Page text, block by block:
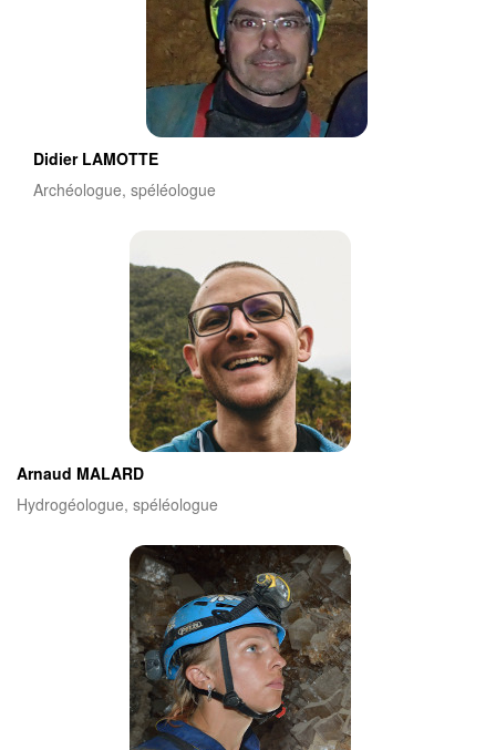
Didier LAMOTTE
Archéologue, spéléologue
Arnaud MALARD
Hydrogéologue, spéléologue